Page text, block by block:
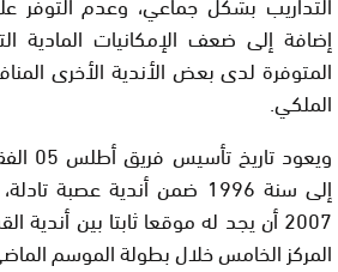
إضافة إلى ضعف الإمكانيات المادية
المتوفرة لدى بعض الأندية الأخرى
الملكي.
إلى سنة 1996 ضمن أندية
2007 أن يجد له موقعا ثابتا بين
المركز الخامس خلال بطولة الموسم الماضي 2017-